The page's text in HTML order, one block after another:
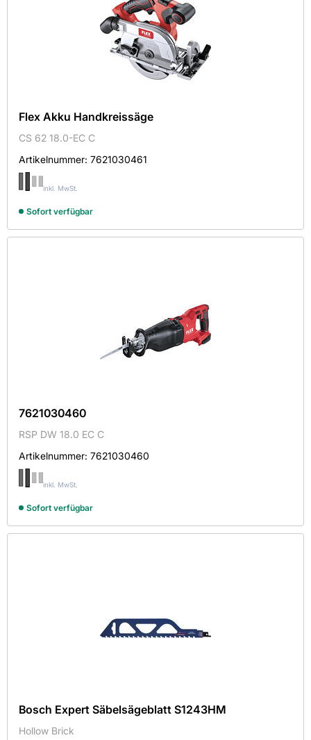
Flex Akku Handkreissäge
CS 62 18.0-EC C
Artikelnummer: 7621030461
inkl. MwSt.
Sofort verfügbar
7621030460
RSP DW 18.0 EC C
Artikelnummer: 7621030460
inkl. MwSt.
Sofort verfügbar
Bosch Expert Säbelsägeblatt S1243HM
Hollow Brick